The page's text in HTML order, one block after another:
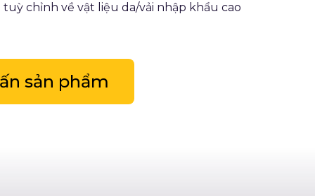
tuỳ chỉnh về vật liệu da/vải nhập khẩu cao
sản phẩm